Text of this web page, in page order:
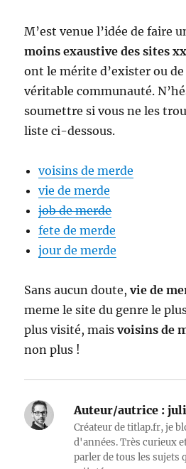
M’est venue l’idée de faire
moins exaustive des sites
ont le mérite d’exister ou
véritable communauté.
soumettre si vous ne les
liste ci-dessous.
voisins de merde
vie de merde
job de merde
fete de merde
jour de merde
Sans aucun doute,vie de
meme le site du genre le
plus visité, maisvoisins de
non plus !
Auteur/autrice :
Créateur de titlap.fr, je
d'années. Très curieux
parler de tous les sujets